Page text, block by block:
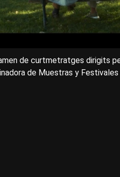
de curtmetratges dirigits
de Muestras y